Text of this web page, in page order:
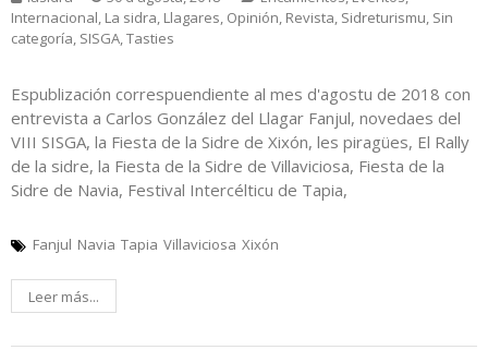
Internacional, La sidra, Llagares, Opinión, Revista, Sidreturismu, Sin
categoría, SISGA,Tasties
Espublización correspuendiente al mes d'agostu de 2018 con
entrevista a Carlos González del Llagar Fanjul, novedaes del
VIII SISGA, la Fiesta de la Sidre de Xixón, les piragües, El Rally
de la sidre, la Fiesta de la Sidre de Villaviciosa, Fiesta de la
Sidre de Navia, Festival Intercélticu de Tapia,
Fanjul Navia Tapia Villaviciosa Xixón
Leer más...